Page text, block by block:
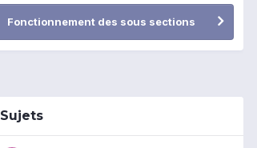
Fonctionnement des sous sections
Sujets